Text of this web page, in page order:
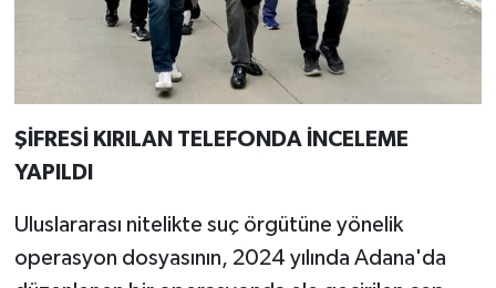
ŞİFRESİ KIRILAN TELEFONDA İNCELEME
YAPILDI
Uluslararası nitelikte suç örgütüne yönelik
operasyon dosyasının, 2024 yılında Adana'da